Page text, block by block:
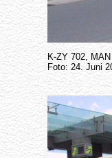
K-ZY 702,
Foto: 24. Juni